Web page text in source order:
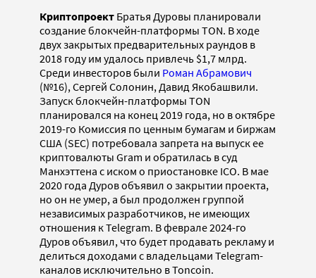
Криптопроект Братья Дуровы планировали
создание блокчейн-платформы TON. В ходе
двух закрытых предварительных раундов в
2018 году им удалось привлечь $1,7 млрд.
Среди инвесторов были Роман Абрамович
(№16), Сергей Солонин, Давид Якобашвили.
Запуск блокчейн-платформы TON
планировался на конец 2019 года, но в октябре
2019-го Комиссия по ценным бумагам и биржам
США (SEC) потребовала запрета на выпуск ее
криптовалюты Gram и обратилась в суд
Манхэттена с иском о приостановке ICO. В мае
2020 года Дуров объявил о закрытии проекта,
но он не умер, а был продолжен группой
независимых разработчиков, не имеющих
отношения к Telegram. В феврале 2024-го
Дуров объявил, что будет продавать рекламу и
делиться доходами с владельцами Telegram-
каналов исключительно в Toncoin.